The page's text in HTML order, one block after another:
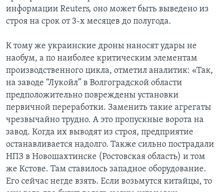
информации Reuters, оно может быть выведено из
строя на срок от 3-х месяцев до полугода.
К тому же украинские дроны наносят удары не
наобум, а по наиболее критическим элементам
производственного цикла, отметил аналитик: «Так,
на заводе “Лукойл” в Волгоградской области
предположительно повреждены установки
первичной переработки. Заменить такие агрегаты
чрезвычайно трудно. А это пропускные ворота на
завод. Когда их выводят из строя, предприятие
останавливается надолго. Также сильно пострадали
НПЗ в Новошахтинске (Ростовская область) и том
же Кстове. Там ставилось западное оборудование.
Его сейчас негде взять. Если возьмутся китайцы, то